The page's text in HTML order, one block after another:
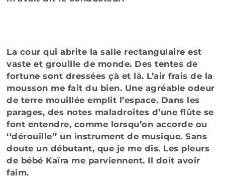
La cour qui abrite la salle rectangulaire est
vaste et grouille de monde. Des tentes de
fortune sont dressées çà et là. L’air frais de la
mousson me fait du bien. Une agréable odeur
de terre mouillée emplit l’espace. Dans les
parages, des notes maladroites d’une flûte se
font entendre, comme lorsqu’on accorde ou
‘‘dérouille’’ un instrument de musique. Sans
doute un débutant, que je me dis. Les pleurs
de bébé Kaïra me parviennent. Il doit avoir
faim.